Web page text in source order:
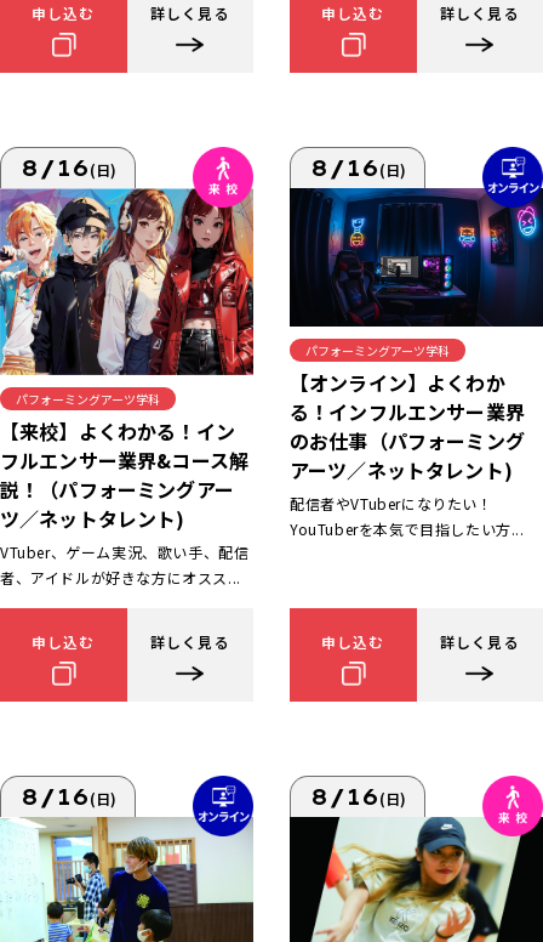
申し込む 詳しく見る 申し込む 詳しく見る
8/16(日)
パフォーミングアーツ学科
【来校】よくわかる！イン
フルエンサー業界&コース解
説！（パフォーミングアー
ツ／ネットタレント)
VTuber、ゲーム実況、歌い手、配信
者、アイドルが好きな方にオスス...
申し込む 詳しく見る
8/16(日)
パフォーミングアーツ学科
【オンライン】よくわか
る！インフルエンサー業界
のお仕事（パフォーミング
アーツ／ネットタレント)
配信者やVTuberになりたい！
YouTuberを本気で目指したい方...
申し込む 詳しく見る
8/16(日) 8/16(日)